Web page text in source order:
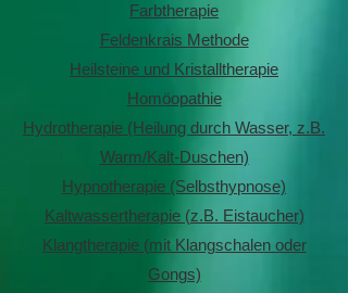
Farbtherapie
Feldenkrais Methode
Heilsteine und Kristalltherapie
Homöopathie
Hydrotherapie (Heilung durch Wasser, z.B.
Warm/Kalt-Duschen)
Hypnotherapie (Selbsthypnose)
Kaltwassertherapie (z.B. Eistaucher)
Klangtherapie (mit Klangschalen oder
Gongs)